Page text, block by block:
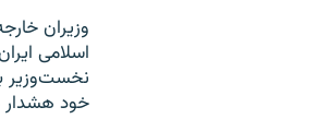
وزیران
اسلامی
نخست‌وزیر
خود هشدار